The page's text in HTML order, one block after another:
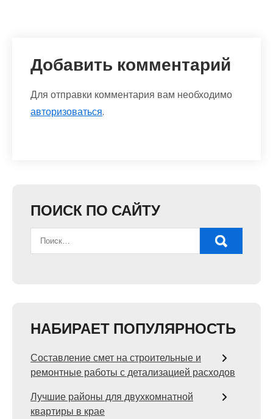
Добавить комментарий
Для отправки комментария вам необходимо
авторизоваться.
ПОИСК ПО САЙТУ
НАБИРАЕТ ПОПУЛЯРНОСТЬ
Составление смет на строительные и
ремонтные работы с детализацией расходов
Лучшие районы для двухкомнатной
квартиры в крае